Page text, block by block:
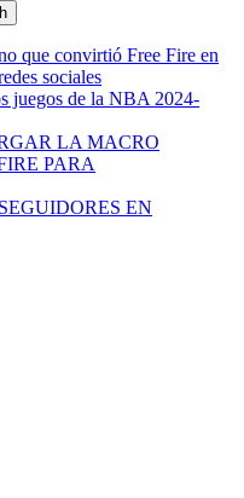
que convirtió Free Fire en
sociales
juegos de la NBA 2024-
LA MACRO
PARA
EN